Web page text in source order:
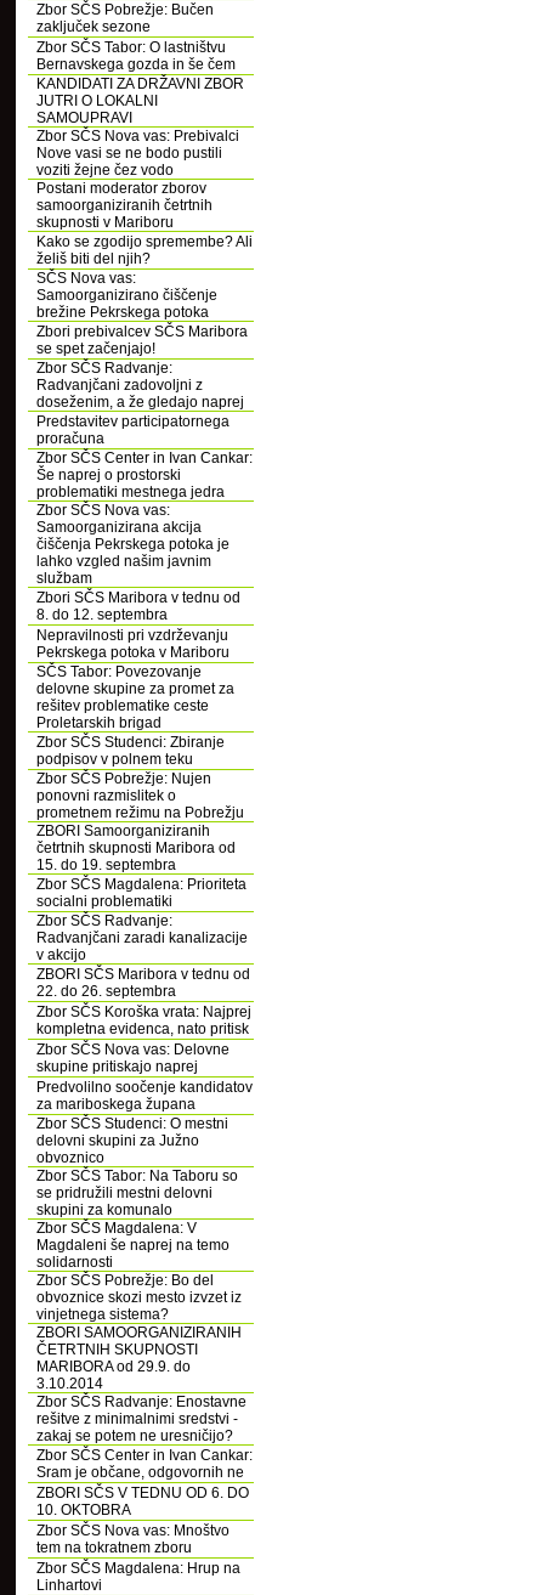
Zbor SČS Pobrežje: Bučen
zaključek sezone
Zbor SČS Tabor: O lastništvu
Bernavskega gozda in še čem
KANDIDATI ZA DRŽAVNI ZBOR
JUTRI O LOKALNI
SAMOUPRAVI
Zbor SČS Nova vas: Prebivalci
Nove vasi se ne bodo pustili
voziti žejne čez vodo
Postani moderator zborov
samoorganiziranih četrtnih
skupnosti v Mariboru
Kako se zgodijo spremembe? Ali
želiš biti del njih?
SČS Nova vas:
Samoorganizirano čiščenje
brežine Pekrskega potoka
Zbori prebivalcev SČS Maribora
se spet začenjajo!
Zbor SČS Radvanje:
Radvanjčani zadovoljni z
doseženim, a že gledajo naprej
Predstavitev participatornega
proračuna
Zbor SČS Center in Ivan Cankar:
Še naprej o prostorski
problematiki mestnega jedra
Zbor SČS Nova vas:
Samoorganizirana akcija
čiščenja Pekrskega potoka je
lahko vzgled našim javnim
službam
Zbori SČS Maribora v tednu od
8. do 12. septembra
Nepravilnosti pri vzdrževanju
Pekrskega potoka v Mariboru
SČS Tabor: Povezovanje
delovne skupine za promet za
rešitev problematike ceste
Proletarskih brigad
Zbor SČS Studenci: Zbiranje
podpisov v polnem teku
Zbor SČS Pobrežje: Nujen
ponovni razmislitek o
prometnem režimu na Pobrežju
ZBORI Samoorganiziranih
četrtnih skupnosti Maribora od
15. do 19. septembra
Zbor SČS Magdalena: Prioriteta
socialni problematiki
Zbor SČS Radvanje:
Radvanjčani zaradi kanalizacije
v akcijo
ZBORI SČS Maribora v tednu od
22. do 26. septembra
Zbor SČS Koroška vrata: Najprej
kompletna evidenca, nato pritisk
Zbor SČS Nova vas: Delovne
skupine pritiskajo naprej
Predvolilno soočenje kandidatov
za mariboskega župana
Zbor SČS Studenci: O mestni
delovni skupini za Južno
obvoznico
Zbor SČS Tabor: Na Taboru so
se pridružili mestni delovni
skupini za komunalo
Zbor SČS Magdalena: V
Magdaleni še naprej na temo
solidarnosti
Zbor SČS Pobrežje: Bo del
obvoznice skozi mesto izvzet iz
vinjetnega sistema?
ZBORI SAMOORGANIZIRANIH
ČETRTNIH SKUPNOSTI
MARIBORA od 29.9. do
3.10.2014
Zbor SČS Radvanje: Enostavne
rešitve z minimalnimi sredstvi -
zakaj se potem ne uresničijo?
Zbor SČS Center in Ivan Cankar:
Sram je občane, odgovornih ne
ZBORI SČS V TEDNU OD 6. DO
10. OKTOBRA
Zbor SČS Nova vas: Mnoštvo
tem na tokratnem zboru
Zbor SČS Magdalena: Hrup na
Linhartovi